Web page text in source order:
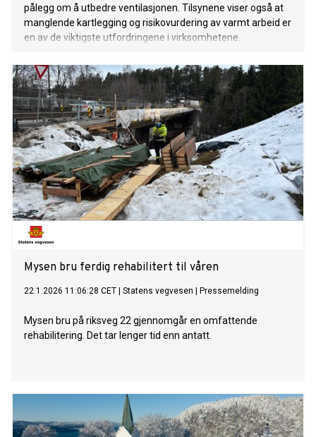
pålegg om å utbedre ventilasjonen. Tilsynene viser også at
manglende kartlegging og risikovurdering av varmt arbeid er
en av de viktigste utfordringene i virksomhetene.
Mysen bru ferdig rehabilitert til våren
22.1.2026 11:06:28 CET Statens vegvesen Pressemelding
Mysen bru på riksveg 22 gjennomgår en omfattende
rehabilitering. Det tar lenger tid enn antatt.